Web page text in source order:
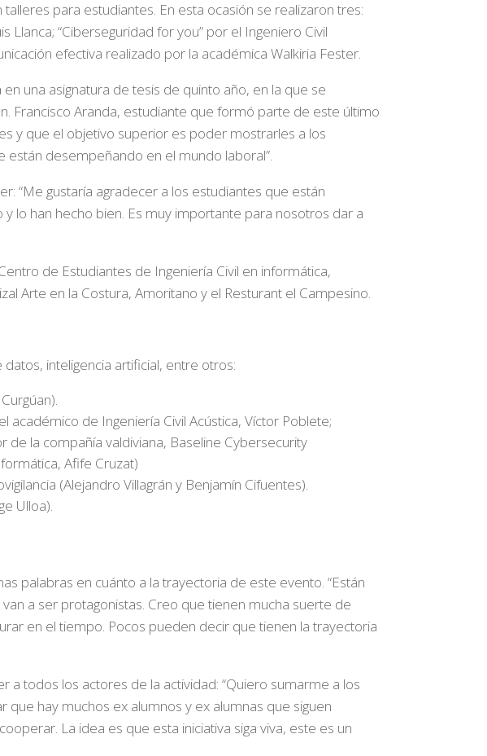
para estudiantes. En esta ocasión se realizaron tres:
“Ciberseguridad for you” por el Ingeniero Civil
efectiva realizado por la académica Walkiria Fester.
una asignatura de tesis de quinto año, en la que se
Francisco Aranda, estudiante que formó parte de este último
y que el objetivo superior es poder mostrarles a los
desempeñando en el mundo laboral”.
“Me gustaría agradecer a los estudiantes que están
lo han hecho bien. Es muy importante para nosotros dar a
de Estudiantes de Ingeniería Civil en informática,
Arte en la Costura, Amoritano y el Resturant el Campesino.
inteligencia artificial, entre otros:
académico de Ingeniería Civil Acústica, Víctor Poblete;
de la compañía valdiviana, Baseline Cybersecurity
Afife Cruzat)
(Alejandro Villagrán y Benjamín Cifuentes).
Ulloa).
palabras en cuánto a la trayectoria de este evento. “Están
a ser protagonistas. Creo que tienen mucha suerte de
en el tiempo. Pocos pueden decir que tienen la trayectoria
a todos los actores de la actividad: “Quiero sumarme a los
hay muchos ex alumnos y ex alumnas que siguen
La idea es que esta iniciativa siga viva, este es un